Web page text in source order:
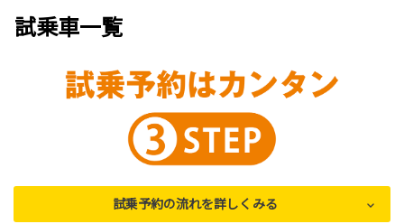
試乗車一覧
試乗予約の流れを詳しくみる